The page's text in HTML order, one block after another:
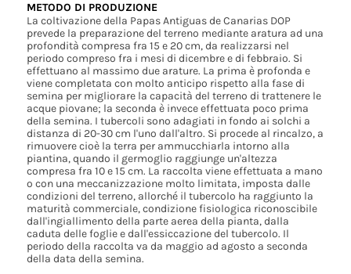
METODO DI PRODUZIONE
La coltivazione della Papas Antiguas de Canarias DOP
prevede la preparazione del terreno mediante aratura ad una
profondità compresa fra 15 e 20 cm, da realizzarsi nel
periodo compreso fra i mesi di dicembre e di febbraio. Si
effettuano al massimo due arature. La prima è profonda e
viene completata con molto anticipo rispetto alla fase di
semina per migliorare la capacità del terreno di trattenere le
acque piovane; la seconda è invece effettuata poco prima
della semina. I tubercoli sono adagiati in fondo ai solchi a
distanza di 20-30 cm l'uno dall'altro. Si procede al rincalzo, a
rimuovere cioè la terra per ammucchiarla intorno alla
piantina, quando il germoglio raggiunge un'altezza
compresa fra 10 e 15 cm. La raccolta viene effettuata a mano
o con una meccanizzazione molto limitata, imposta dalle
condizioni del terreno, allorché il tubercolo ha raggiunto la
maturità commerciale, condizione fisiologica riconoscibile
dall'ingiallimento della parte aerea della pianta, dalla
caduta delle foglie e dall'essiccazione del tubercolo. Il
periodo della raccolta va da maggio ad agosto a seconda
della data della semina.